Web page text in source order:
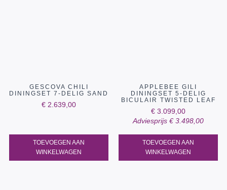
GESCOVA CHILI
DININGSET 7-DELIG SAND
€ 2.639,00
TOEVOEGEN AAN
WINKELWAGEN
APPLEBEE GILI
DININGSET 5-DELIG
BICULAIR TWISTED LEAF
€ 3.099,00
Adviesprijs €3.498,00
TOEVOEGEN AAN
WINKELWAGEN